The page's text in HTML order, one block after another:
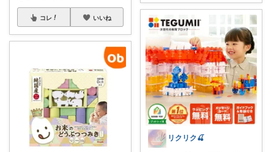
コレ いいね
リクリク🍒